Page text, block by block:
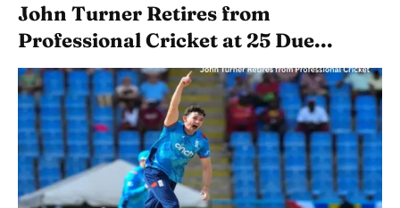
John Turner Retires from
Professional Cricket at 25 Due...